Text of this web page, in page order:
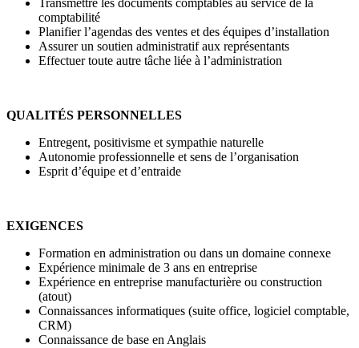
Transmettre les documents comptables au service de la
comptabilité
Planifier l’agendas des ventes et des équipes d’installation
Assurer un soutien administratif aux représentants
Effectuer toute autre tâche liée à l’administration
QUALITÉS PERSONNELLES
Entregent, positivisme et sympathie naturelle
Autonomie professionnelle et sens de l’organisation
Esprit d’équipe et d’entraide
EXIGENCES
Formation en administration ou dans un domaine connexe
Expérience minimale de 3 ans en entreprise
Expérience en entreprise manufacturière ou construction
(atout)
Connaissances informatiques (suite office, logiciel comptable,
CRM)
Connaissance de base en Anglais